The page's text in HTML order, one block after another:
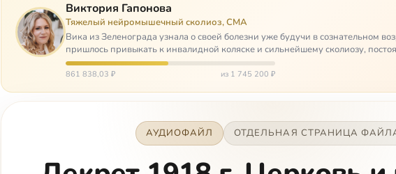
Виктория Гапонова
Тяжелый нейромышечный сколиоз, СМА
Вика из Зеленограда узнала о своей болезни уже будучи в сознательном
пришлось привыкать к инвалидной коляске и сильнейшему сколиозу,
растущей беспом…
861 838,03 ₽ из 1 745 200 ₽
АУДИОФАЙЛ ОТДЕЛЬНАЯ СТРАНИЦА